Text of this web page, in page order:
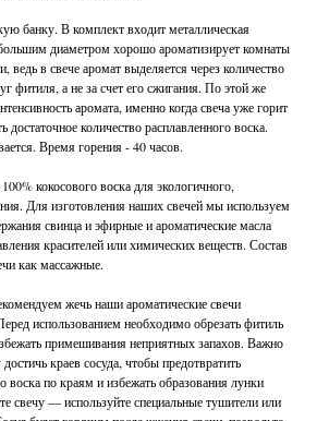
банку. В комплект входит металлическая
диаметром хорошо ароматизирует комнаты
в свече аромат выделяется через количество
фитиля, а не за счет его сжигания. По этой же
аромата, именно когда свеча уже горит
достаточное количество расплавленного воска.
Время горения - 40 часов.
кокосового воска для экологичного,
Для изготовления наших свечей мы используем
свинца и эфирные и ароматические масла
красителей или химических веществ. Состав
как массажные.
жечь наши ароматические свечи
использованием необходимо обрезать фитиль
примешивания неприятных запахов. Важно
краев сосуда, чтобы предотвратить
воска по краям и избежать образования лунки
свечу — используйте специальные тушители или